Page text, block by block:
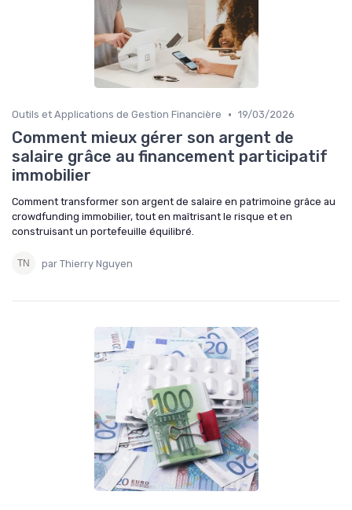
Outils et Applications de Gestion Financière • 19/03/2026
Comment mieux gérer son argent de
salaire grâce au financement participatif
immobilier
Comment transformer son argent de salaire en patrimoine grâce au
crowdfunding immobilier, tout en maîtrisant le risque et en
construisant un portefeuille équilibré.
par Thierry Nguyen